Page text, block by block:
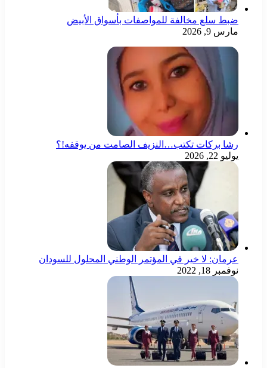
ضبط سلع مخالفة للمواصفات بأسواق الأبيض
مارس 9, 2026
رشا بركات تكتب…النزيف الصامت من يوقفه!؟
يوليو 22, 2026
عرمان: لا خير في المؤتمر الوطني المحلول للسودان
نوفمبر 18, 2022